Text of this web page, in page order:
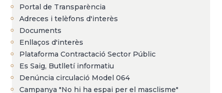
Portal de Transparència
Adreces i telèfons d'interès
Documents
Enllaços d'interès
Plataforma Contractació Sector Públic
Es Saig, Butlletí informatiu
Denúncia circulació Model 064
Campanya "No hi ha espai per el masclisme"